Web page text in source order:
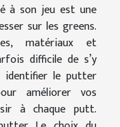
à son jeu est une
sur les greens.
matériaux et
difficile de s’y
identifier le putter
améliorer vos
à chaque putt.